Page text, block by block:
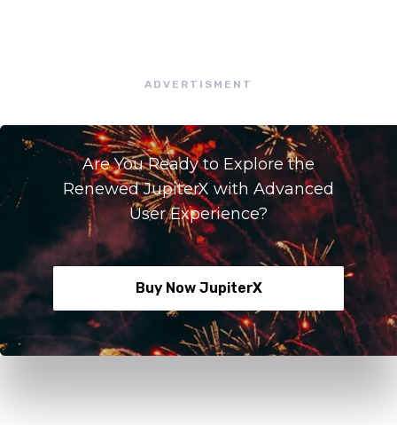
ADVERTISMENT
Are You Ready to Explore the
Renewed JupiterX with Advanced
User Experience?
Buy Now JupiterX